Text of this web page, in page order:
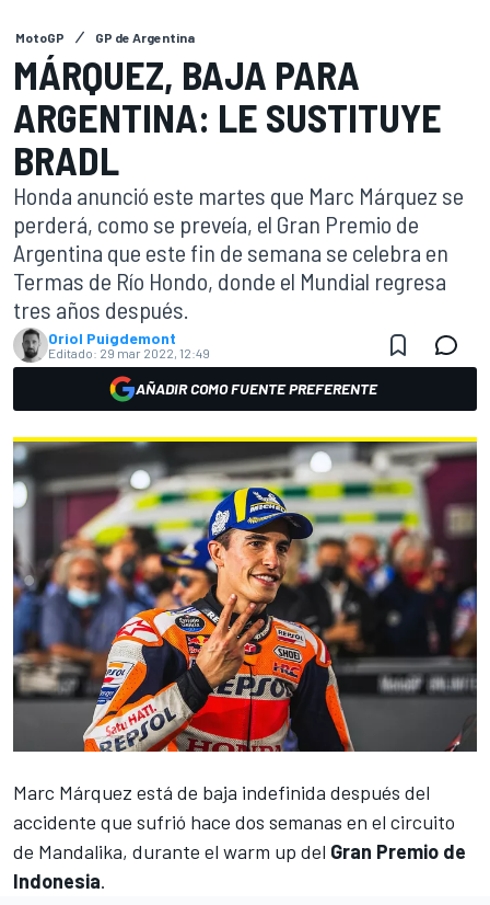
MotoGP GP de Argentina
MÁRQUEZ, BAJA PARA
ARGENTINA: LE SUSTITUYE
BRADL
Honda anunció este martes que Marc Márquez se
perderá, como se preveía, el Gran Premio de
Argentina que este fin de semana se celebra en
Termas de Río Hondo, donde el Mundial regresa
tres años después.
Oriol Puigdemont
Editado: 29 mar 2022, 12:49
AÑADIR COMO FUENTE PREFERENTE
Marc Márquez está de baja indefinida después del
accidente que sufrió hace dos semanas en el circuito
de Mandalika, durante el warm up del Gran Premio de
Indonesia.